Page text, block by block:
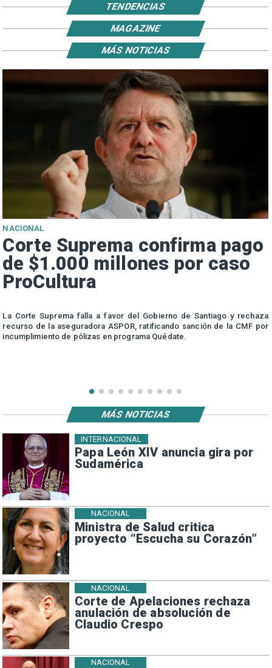
TENDENCIAS
MAGAZINE
NACIONAL
Corte Suprema confirma pago
de $1.000 millones por caso
ProCultura
La Corte Suprema falla a favor del Gobierno de Santiago y rechaza
recurso de la aseguradora ASPOR, ratificando sanción de la CMF por
incumplimiento de pólizas en programa Quédate.
MÁS NOTICIAS
Papa León XIV anuncia gira por
Sudamérica
INTERNACIONAL
Ministra de Salud critica
proyecto “Escucha su Corazón”
NACIONAL
Corte de Apelaciones rechaza
anulación de absolución de
Claudio Crespo
NACIONAL
NACIONAL
MÁS NOTICIAS